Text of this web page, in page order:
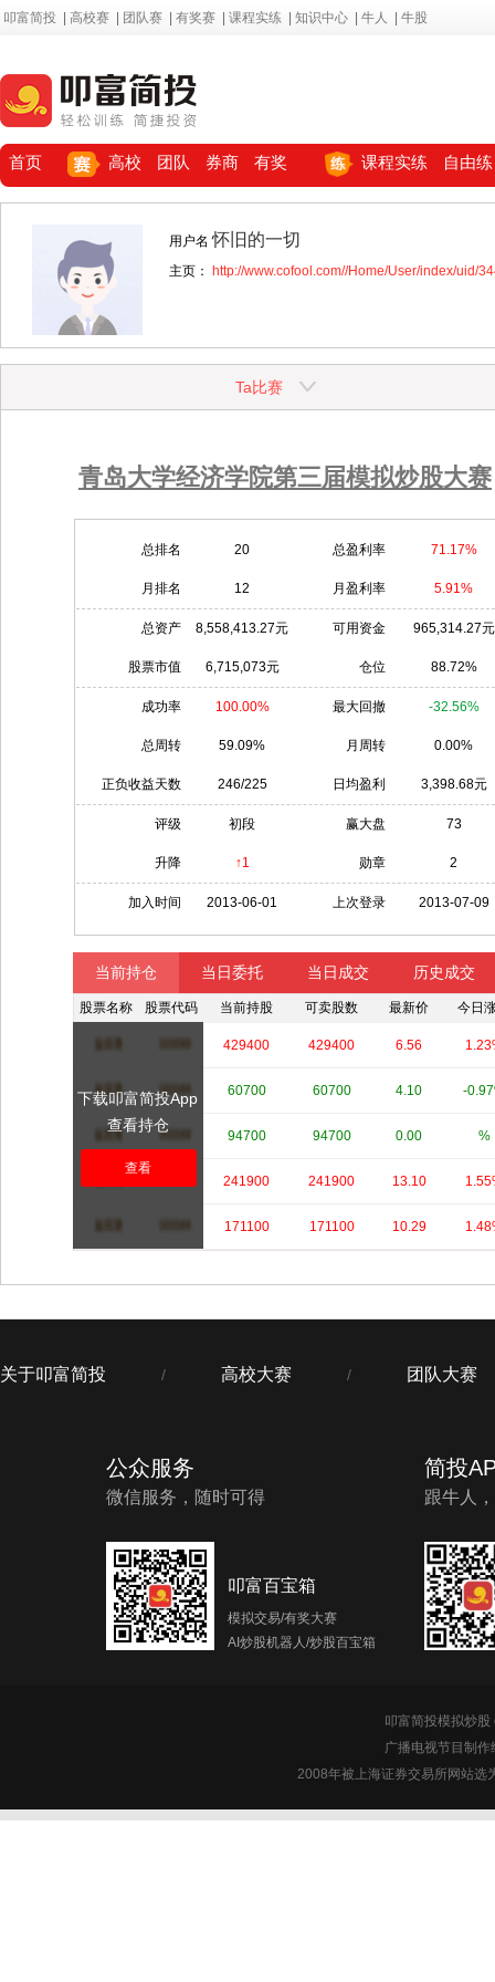
叩富简投 高校赛 团队赛 有奖赛 课程实练 知识中心 牛人 牛股
首页 高校 团队 券商 有奖 课程实练 自由练
用户名怀旧的一切
主页： http://www.cofool.com//Home/User/index/uid/
Ta比赛
青岛大学经济学院第三届模拟炒股大赛
总排名 20 总盈利率 71.17%
月排名 12 月盈利率 5.91%
总资产 8,558,413.27元 可用资金 965,314.27元
股票市值 6,715,073元 仓位 88.72%
成功率 100.00% 最大回撤 -32.56%
总周转 59.09% 月周转 0.00%
正负收益天数 246/225 日均盈利 3,398.68元
评级 初段 赢大盘 73
升降 ↑1 勋章 2
加入时间 2013-06-01 上次登录 2013-07-09
当前持仓 当日委托 当日成交 历史成交
股票名称 股票代码 当前持股 可卖股数 最新价 今日
**** 429400 429400 6.56
**** **** 60700 60700 4.10 -
**** **** 94700 94700 0.00 %
241900 241900 13.10
**** 171100 171100 10.29
下载叩富简投App
查看持仓
查看
关于叩富简投 / 高校大赛 / 团队大赛
公众服务
微信服务，随时可得
叩富百宝箱
模拟交易/有奖大赛
AI炒股机器人/炒股百宝箱
简投
跟牛人
叩富简投模拟炒
广播电视节目制
2008年被上海证券交易所网站选